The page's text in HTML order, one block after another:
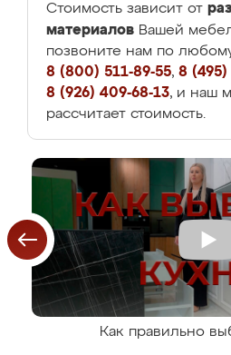
Стоимость зависит от
материалов Вашей
позвоните нам по
8 (800) 511-89-55, 8 (495)
8 (926) 409-68-13, и наш
рассчитает стоимость.
Как правильно